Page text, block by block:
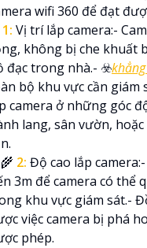
wifi 360 để đạt
1: Vị trí lắp camera:-
không bị che khuất
đạc trong nhà.- ☣️
bộ khu vực cần giám
camera ở những góc
lang, sân vườn,
2: Độ cao lắp
3m để camera có thể
khu vực giám sát.-
việc camera bị phá
phép.